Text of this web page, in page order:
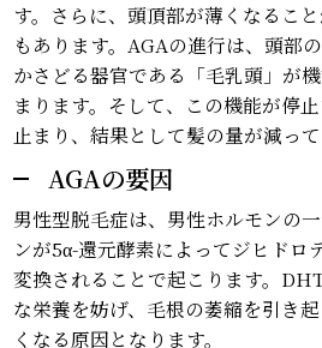
す。さらに、頭頂部が薄くなるこ
もあります。AGAの進行は、頭部
かさどる器官である「毛乳頭」が
まります。そして、この機能が停
止まり、結果として髪の量が減って
AGAの要因
男性型脱毛症は、男性ホルモンの
ンが5α-還元酵素によってジヒドロ
変換されることで起こります。
な栄養を妨げ、毛根の萎縮を引き
くなる原因となります。